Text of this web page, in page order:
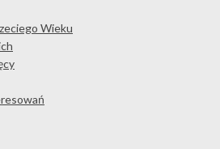
Wieku